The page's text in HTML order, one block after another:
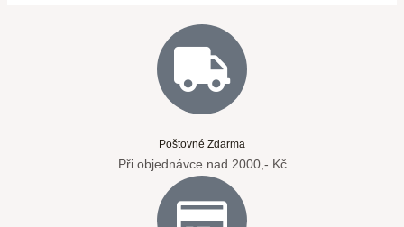
Poštovné Zdarma
Při objednávce nad 2000,- Kč